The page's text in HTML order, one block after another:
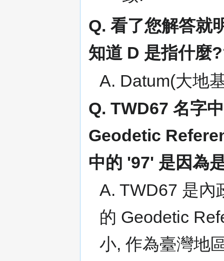
Q. 看了您解答就
知道 D 是指什麼
A. Datum(大地
Q. TWD67 名字
Geodetic
中的 '97' 是因為
A. TWD67 是內
的 Geodetic
小, 作為臺灣地